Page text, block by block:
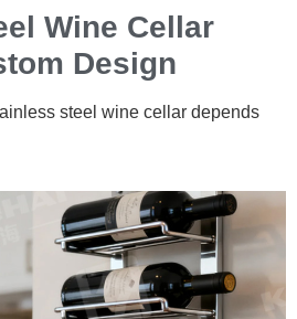
Wine Cellar
Design
steel wine cellar depends